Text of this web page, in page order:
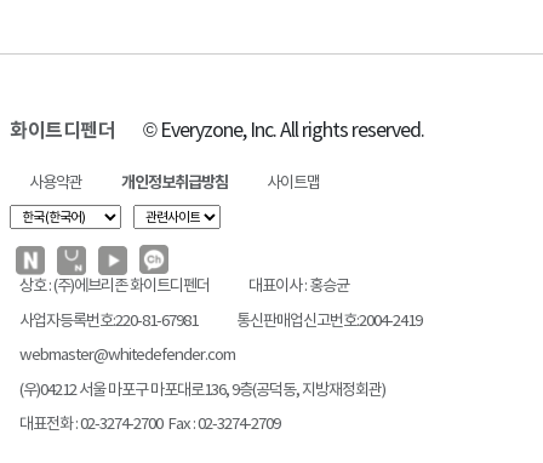
화이트디펜더 © Everyzone, Inc. All rights reserved.
사용약관 개인정보취급방침 사이트맵
상호 : (주)에브리존 화이트디펜더
대표이사 : 홍승균
사업자등록번호:220-81-67981
통신판매업신고번호:2004-2419
webmaster@whitedefender.com
(우)04212 서울 마포구 마포대로136, 9층(공덕동, 지방재정회관)
대표전화 : 02-3274-2700 Fax : 02-3274-2709